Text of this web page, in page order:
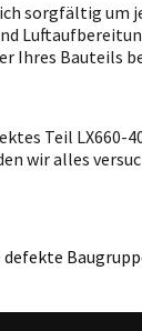
sorgfältig um
Ihres Bauteils
Teil LX660-
wir alles